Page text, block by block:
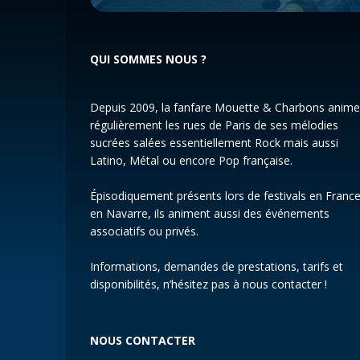
QUI SOMMES NOUS ?
Depuis 2009, la fanfare Mouette & Charbons anime
régulièrement les rues de Paris de ses mélodies
sucrées salées essentiellement Rock mais aussi
Latino, Métal ou encore Pop française.
Épisodiquement présents lors de festivals en
en Navarre, ils animent aussi des événements
associatifs ou privés.
Informations, demandes de prestations, tarifs et
disponibilités, n’hésitez pas à nous contacter !
NOUS CONTACTER